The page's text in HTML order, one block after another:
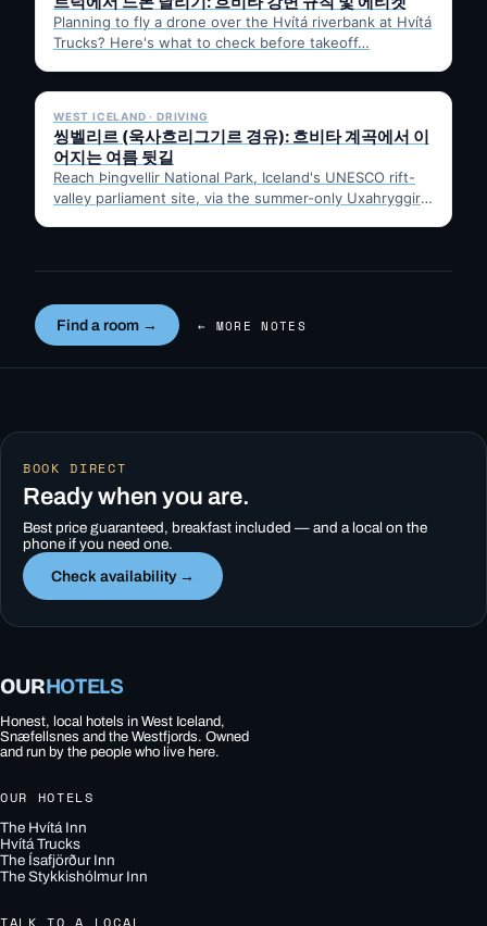
Planning to fly a drone over the Hvítá riverbank at Hvítá
Trucks? Here's what to check before takeoff…
✓ 6 JUL
WEST ICELAND · DRIVING
씽벨리르 (욱사흐리그기르 경유): 흐비타 계곡에서 이
어지는 여름 뒷길
Reach Þingvellir National Park, Iceland's UNESCO rift-
valley parliament site, via the summer-only Uxahryggir
Find a room → ← MORE NOTES
BOOK DIRECT
Ready when you are.
Best price guaranteed, breakfast included — and a local on the
phone if you need one.
Check availability →
OURHOTELS
Honest, local hotels in West Iceland,
Snæfellsnes and the Westfjords. Owned
and run by the people who live here.
OUR HOTELS
The Hvítá Inn
Hvítá Trucks
The Ísafjörður Inn
The Stykkishólmur Inn
TALK TO A LOCAL